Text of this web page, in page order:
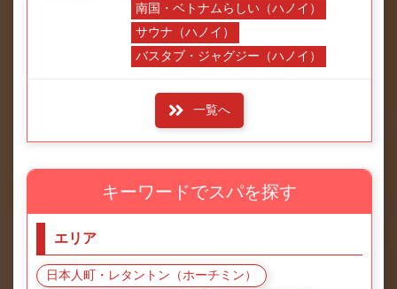
南国・ベトナムらしい（ハノイ）
サウナ（ハノイ）
バスタブ・ジャグジー（ハノイ）
一覧へ
キーワードでスパを探す
エリア
日本人町・レタントン（ホーチミン）